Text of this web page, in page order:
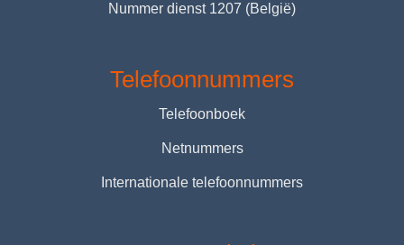
Nummer dienst 1207 (België)
Telefoonnummers
Telefoonboek
Netnummers
Internationale telefoonnummers